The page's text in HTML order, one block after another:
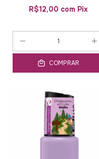
R$12,00 com Pix
COMPRAR